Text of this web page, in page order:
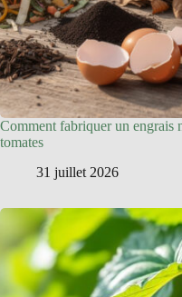
Comment fabriquer un engrais
tomates
31 juillet 2026